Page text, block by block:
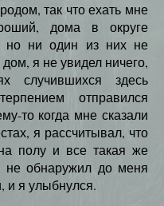
так что ехать мне
дома в округе
но ни один из них не
я не увидел ничего,
случившихся здесь
отправился
то когда мне сказали
я рассчитывал, что
полу и все такая же
не обнаружил до меня
и я улыбнулся.